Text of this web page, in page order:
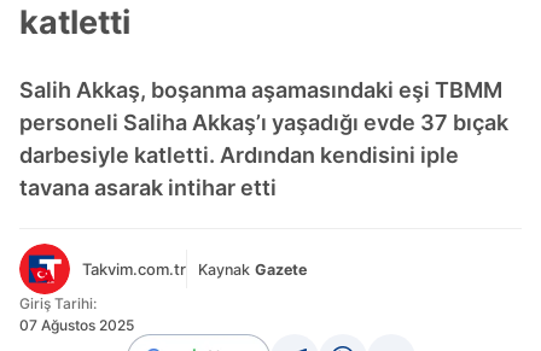
katletti
Salih Akkaş, boşanma aşamasındaki eşi TBMM
personeli Saliha Akkaş’ı yaşadığı evde 37 bıçak
darbesiyle katletti. Ardından kendisini iple
tavana asarak intihar etti
Takvim.com.tr Kaynak Gazete
Giriş Tarihi:
07 Ağustos 2025